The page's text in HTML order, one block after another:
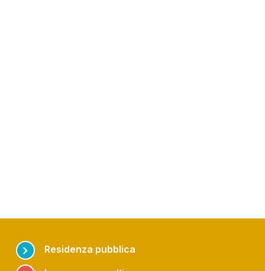
chevron_right Residenza pubblica